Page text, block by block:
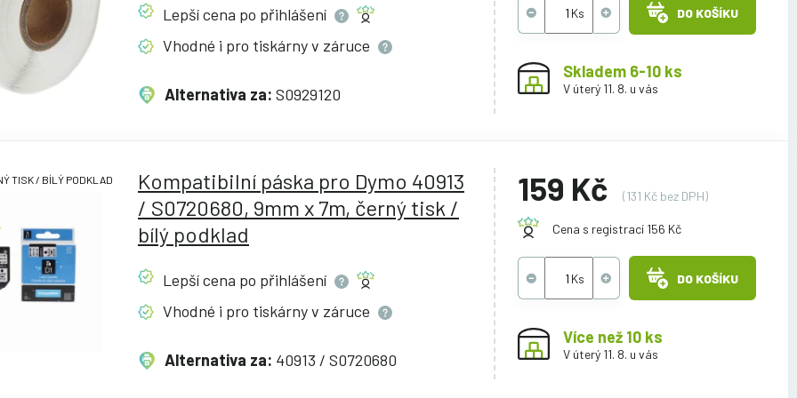
Lepší cena po přihlášení
Vhodné i pro tiskárny v záruce
Alternativa za: S0929120
DO KOŠÍKU
Skladem 6-10 ks
V úterý 11. 8. u vás
TISK / BÍLÝ PODKLAD
Kompatibilní páska pro Dymo 40913
/ S0720680, 9mm x 7m, černý tisk /
bílý podklad
Lepší cena po přihlášení
Vhodné i pro tiskárny v záruce
Alternativa za: 40913 / S0720680
159 Kč (131 Kč bez DPH)
Cena s registrací 156 Kč
DO KOŠÍKU
Více než 10 ks
V úterý 11. 8. u vás